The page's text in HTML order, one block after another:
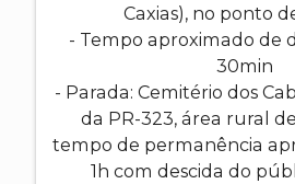
Caxias), no ponto
- Tempo aproximado de
30min
- Parada: Cemitério dos
da PR-323, área rural
tempo de permanência
1h com descida do